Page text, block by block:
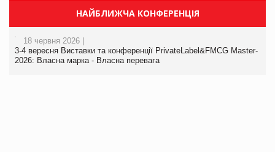
НАЙБЛИЖЧА КОНФЕРЕНЦІЯ
18 червня 2026 |
3-4 вересня Виставки та конференції PrivateLabel&FMCG Master-
2026: Власна марка - Власна перевага